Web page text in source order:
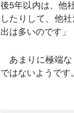
後5年以内は、他
したりして、他
出は多いのです」
あまりに極端な
ではないようです。